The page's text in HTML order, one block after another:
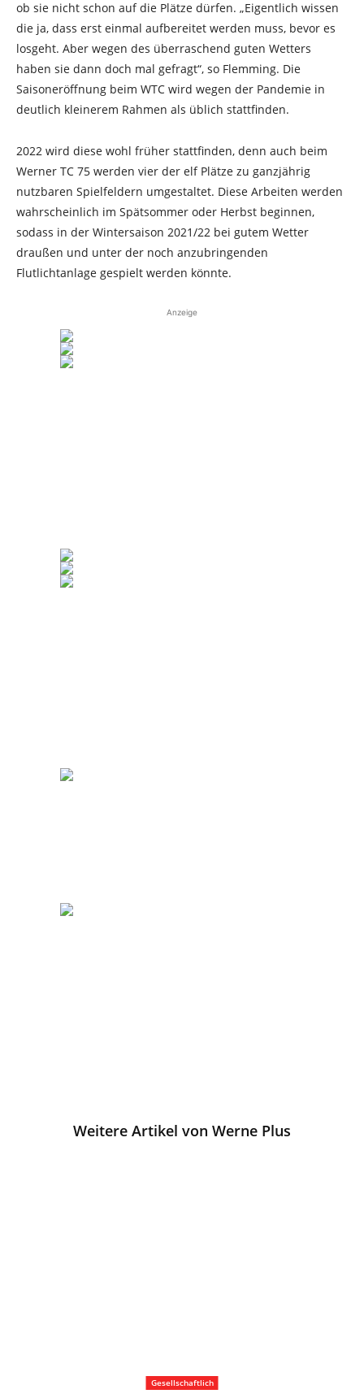
ob sie nicht schon auf die Plätze dürfen. „Eigentlich wissen
die ja, dass erst einmal aufbereitet werden muss, bevor es
losgeht. Aber wegen des überraschend guten Wetters
haben sie dann doch mal gefragt“, so Flemming. Die
Saisoneröffnung beim WTC wird wegen der Pandemie in
deutlich kleinerem Rahmen als üblich stattfinden.
2022 wird diese wohl früher stattfinden, denn auch beim
Werner TC 75 werden vier der elf Plätze zu ganzjährig
nutzbaren Spielfeldern umgestaltet. Diese Arbeiten werden
wahrscheinlich im Spätsommer oder Herbst beginnen,
sodass in der Wintersaison 2021/22 bei gutem Wetter
draußen und unter der noch anzubringenden
Flutlichtanlage gespielt werden könnte.
Anzeige
Weitere Artikel von Werne Plus
Gesellschaftlich